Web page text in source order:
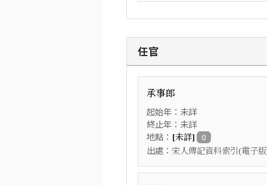
任官
承事郎
起始年：未詳
終止年：未詳
地點： [未詳] 0
出處： 宋人傳記資料索引(電子